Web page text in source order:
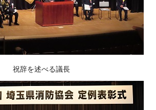
祝辞を述べる議長